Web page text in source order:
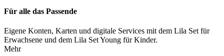
Für alle das Passende
Eigene Konten, Karten und digitale Services mit dem Lila Set für
Erwachsene und dem Lila Set Young für Kinder.
Mehr